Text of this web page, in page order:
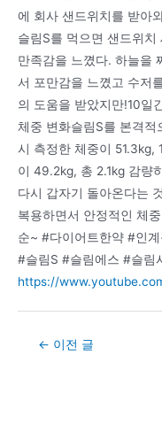
에 회사 샌드위치를 받아
슬림S를 먹으면 샌드위
만족감을 느꼈다. 하늘을
서 포만감을 느꼈고 수저
의 도움을 받았지만!10일
체중 변화슬림S를 본격적
시 측정한 체중이 51.3kg,
이 49.2kg, 총 2.1kg 감량
다시 갑자기 돌아온다는
복용하면서 안정적인 체
순~ #다이어트한약 #인
#슬림S #슬림에스 #슬림
https://
Post← 이전 글